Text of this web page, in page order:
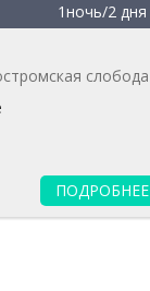
1ночь/2 дня
слобода
ПОДРОБНЕЕ